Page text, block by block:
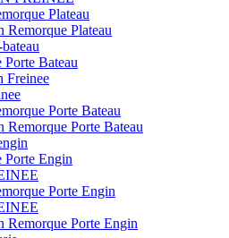
Plateau
Remorque Plateau
Porte Bateau
Freinee
Porte Bateau
Remorque Porte Bateau
Porte Engin
Porte Engin
Remorque Porte Engin